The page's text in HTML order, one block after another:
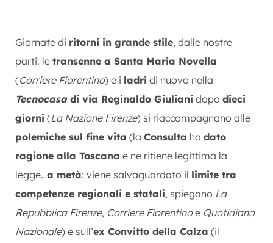
Giornate di ritorni in grande stile, dalle nostre
parti: le transenne a Santa Maria Novella
(Corriere Fiorentino) e i ladri di nuovo nella
Tecnocasadi via Reginaldo Giuliani dopo dieci
giorni (La Nazione Firenze) si riaccompagnano alle
polemiche sul fine vita (la Consulta ha dato
ragione alla Toscana e ne ritiene legittima la
legge…a metà: viene salvaguardato il limite tra
competenze regionali e statali, spiegano La
Repubblica Firenze, Corriere Fiorentinoe Quotidiano
Nazionale) e sull’ex Convitto della Calza (il